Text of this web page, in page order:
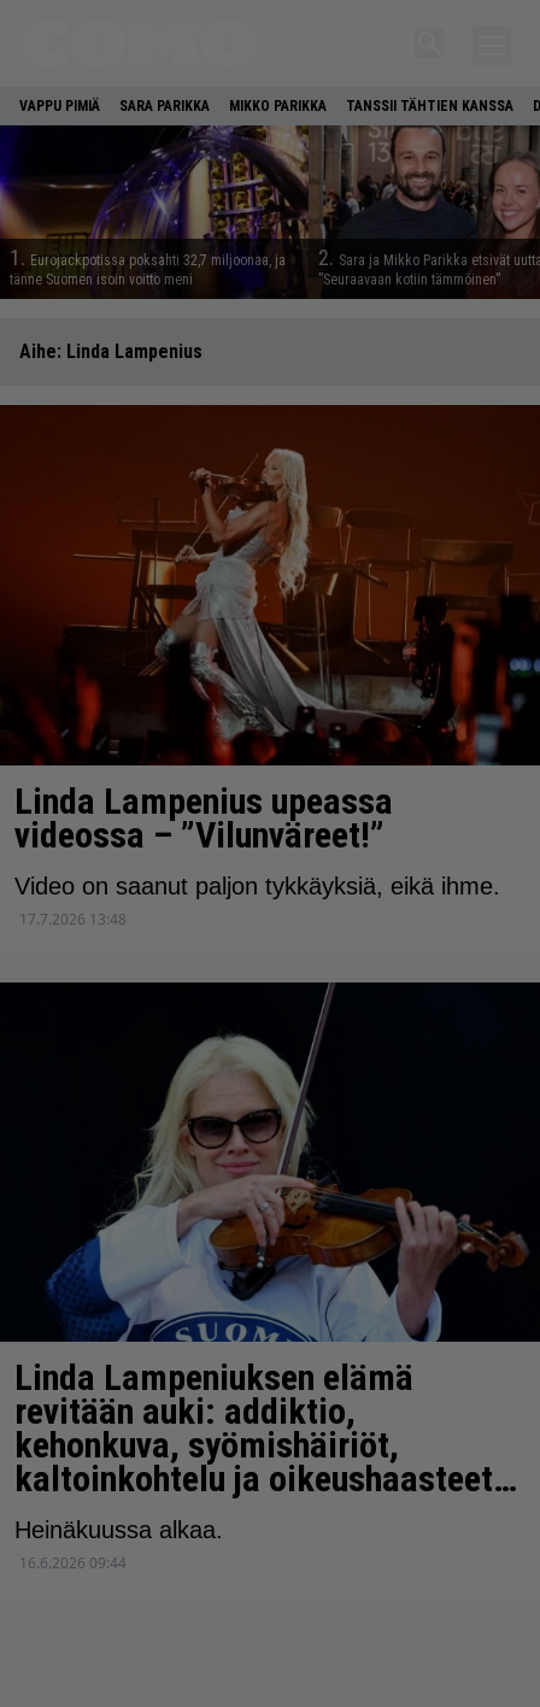
VAPPU PIMIÄ SARA PARIKKA MIKKO PARIKKA TANSSII TÄHTIEN KANSSA
1. Eurojackpotissa poksahti 32,7 miljoonaa, ja
tänne Suomen isoin voitto meni
2. Sara ja Mikko Parikka etsivät
”Seuraavaan kotiin tämmöinen”
Aihe: Linda Lampenius
Linda Lampenius upeassa
videossa – ”Vilunväreet!”
Video on saanut paljon tykkäyksiä, eikä ihme.
17.7.2026 13:48
Linda Lampeniuksen elämä
revitään auki: addiktio,
kehonkuva, syömishäiriöt,
kaltoinkohtelu ja oikeushaasteet…
Heinäkuussa alkaa.
16.6.2026 09:44